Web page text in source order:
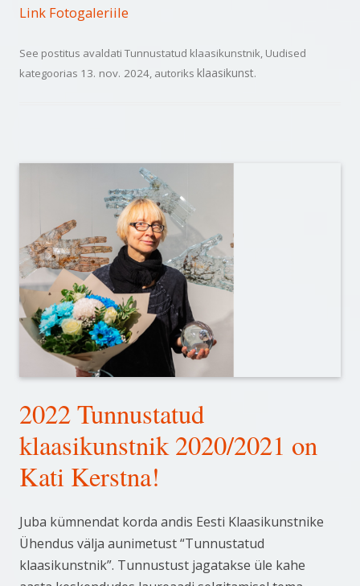
Link Fotogaleriile
See postitus avaldati Tunnustatud klaasikunstnik, Uudised
kategoorias 13. nov. 2024, autoriks klaasikunst.
2022 Tunnustatud
klaasikunstnik 2020/2021 on
Kati Kerstna!
Juba kümnendat korda andis Eesti Klaasikunstnike
Ühendus välja aunimetust “Tunnustatud
klaasikunstnik”. Tunnustust jagatakse üle kahe